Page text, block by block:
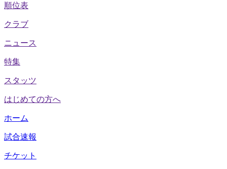
順位表
クラブ
ニュース
特集
スタッツ
はじめての方へ
ホーム
試合速報
チケット